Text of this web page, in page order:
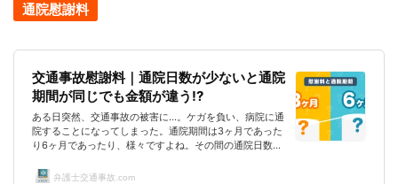
通院慰謝料
交通事故慰謝料｜通院日数が少ないと通院
期間が同じでも金額が違う!?
ある日突然、交通事故の被害に…。ケガを負い、病院に通
院することになってしまった。通院期間は3ヶ月であった
り6ヶ月であったり、様々ですよね。その間の通院日数も
場合、慰謝料はもらえるのだろうか？ 通院日数や通院期
弁護士交通事故.com